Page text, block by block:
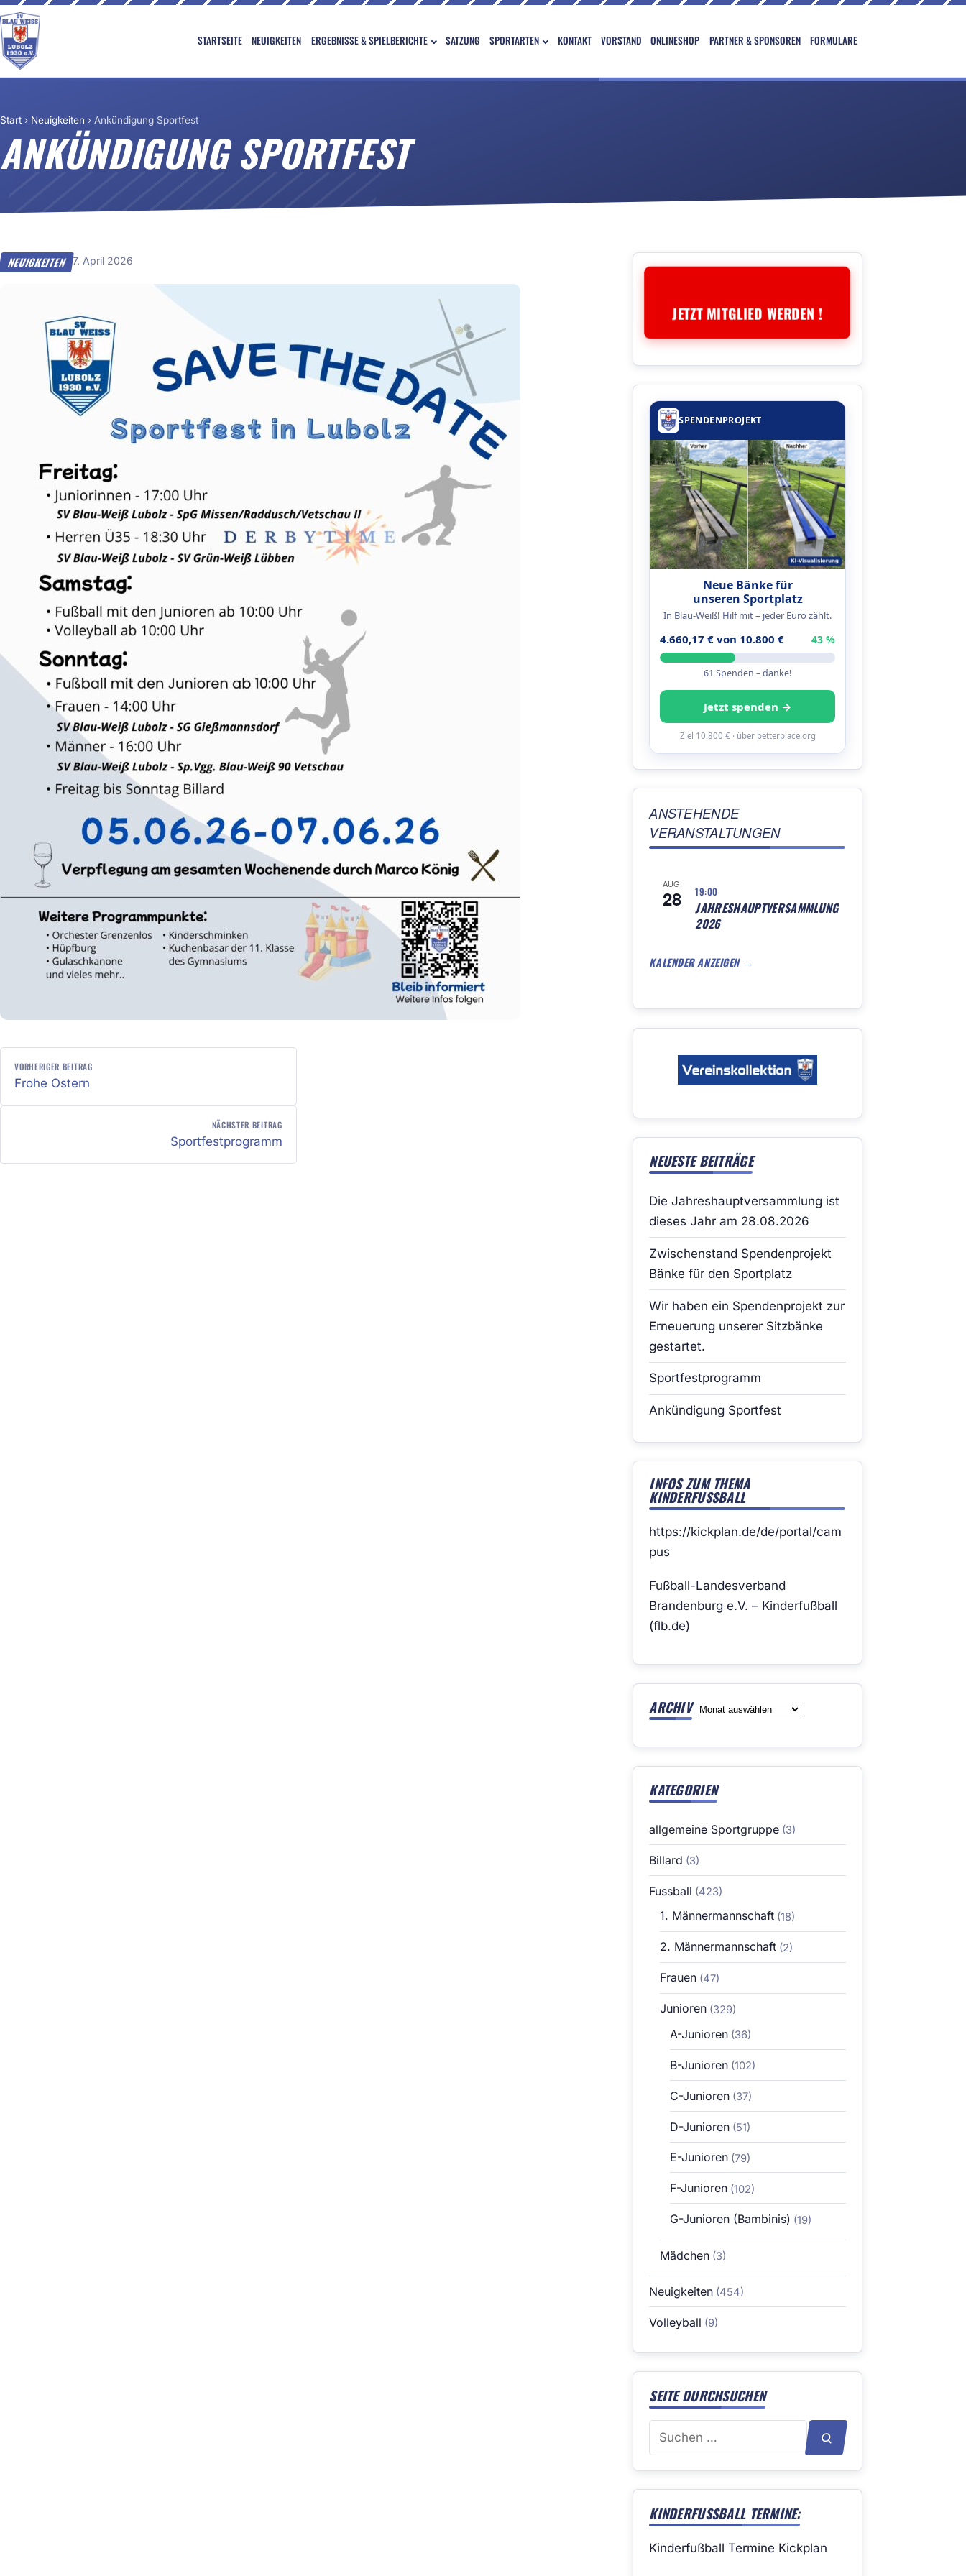
STARTSEITE NEUIGKEITEN ERGEBNISSE & SPIELBERICHTE SATZUNG SPORTARTEN KONTAKT VORSTAND ONLINESHOP PARTNER & SPONSOREN FORMULARE
Start › Neuigkeiten › Ankündigung Sportfest
ANKÜNDIGUNG SPORTFEST
NEUIGKEITEN 7. April 2026
BEITRAGSNAVIGATION
VORHERIGER BEITRAG
Frohe Ostern
NÄCHSTER BEITRAG
Sportfestprogramm
JETZT MITGLIED WERDEN !
SPENDENPROJEKT
Neue Bänke für
unseren Sportplatz
In Blau-Weiß! Hilf mit – jeder Euro zählt.
4.660,17 € von 10.800 € 43 %
61 Spenden – danke!
Jetzt spenden →
Ziel 10.800 € · über betterplace.org
ANSTEHENDE
VERANSTALTUNGEN
AUG.
28 19:00
JAHRESHAUPTVERSAMMLUNG
2026
KALENDER ANZEIGEN
NEUESTE BEITRÄGE
Die Jahreshauptversammlung ist
dieses Jahr am 28.08.2026
Zwischenstand Spendenprojekt
Bänke für den Sportplatz
Wir haben ein Spendenprojekt zur
Erneuerung unserer Sitzbänke
gestartet.
Sportfestprogramm
Ankündigung Sportfest
INFOS ZUM THEMA
KINDERFUSSBALL
https://kickplan.de/de/portal/cam
pus
Fußball-Landesverband
Brandenburg e.V. – Kinderfußball
(flb.de)
ARCHIV Archiv
KATEGORIEN
allgemeine Sportgruppe (3)
Billard (3)
Fussball (423)
1. Männermannschaft(18)
2. Männermannschaft(2)
Frauen(47)
Junioren(329)
A-Junioren (36)
B-Junioren (102)
C-Junioren (37)
D-Junioren (51)
E-Junioren (79)
F-Junioren (102)
G-Junioren (Bambinis) (19)
Mädchen(3)
Neuigkeiten (454)
Volleyball (9)
SEITE DURCHSUCHEN
Suchen
SUCHEN
KINDERFUSSBALL TERMINE:
Kinderfußball Termine Kickplan